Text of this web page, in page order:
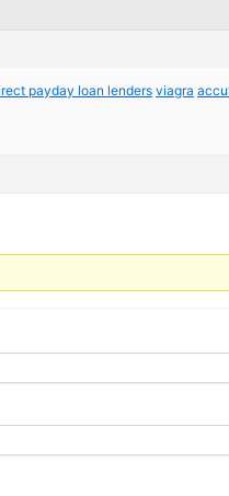
payday loan lenders viagra